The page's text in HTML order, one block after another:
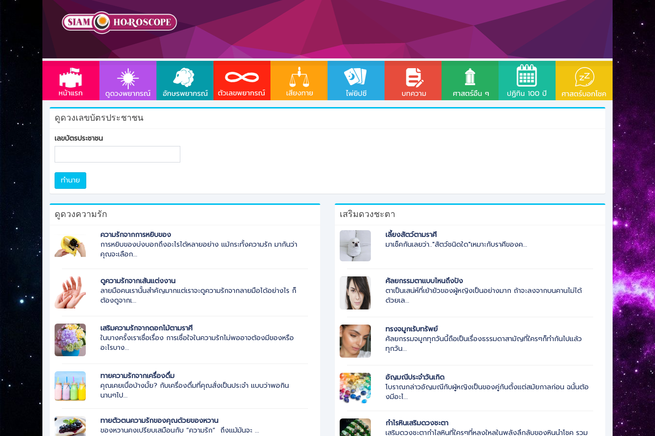
ดูดวงเลขบัตรประชาชน
เลขบัตรประชาชน
ทำนาย
ดูดวงความรัก
ความรักจากการหยิบของ
การหยิบของบ่งบอกถึงอะไรได้หลายอย่าง แม้กระทั้งความรัก มากันว่า
คุณจะเลือก...
ดูความรักจากเส้นแต่งงาน
ลายมือคนเรานั้นสำคัญมากแต่เราจะดูความรักจากลายมือได้อย่างไร ก็
ต้องดูจากเ...
เสริมความรักจากดอกไม้ตามราศี
ในบางครั้งเราเชื่อเรื่อง การเชื่อใจในความรักไม่พออาจต้องมีของหรือ
อะไรบาง...
ทายความรักจากเครื่องดื่ม
คุณเคยเบื่อบ้างมั้ย? กับเครื่องดื่มที่คุณสั่งเป็นประจำ แบบว่าพอกิน
นานๆไป...
ทายตัวตนความรักของคุณด้วยของหวาน
ของหวานคงเปรียบเสมือนกับ “ความรัก” ถึงแม้มันจะ ...
เสริมดวงชะตา
เลี้ยงสัตว์ตามราศี
มาเช็คกันเลยว่า.."สัตว์ชนิดใด"เหมาะกับราศีของค...
ศัลยกรรมตาแบบไหนถึงปัง
ตาเป็นเสน่ห์ที่เย้ายัวของผู้หญิงเป็นอย่างมาก ถ้าจะลงจากบนคานไม่ได้
ด้วยเล...
ทรงจมูกเรับทรัพย์
ศัลยกรรมจมูกทุกวันนี้ถือเป็นเรื่องธรรมดาสามัญที่ใครๆก็ทำกันไปแล้ว
ทุกวัน...
อัญมณีประจำวันเกิด
โบราณกล่าวอัญมณีกับผู้หญิงเป็นของคู่กันตั้งแต่สมัยกาลก่อน ฉนั้นต้อ
งมีอะไ...
กำไรหินเสริมดวงชะตา
เสริมดวงชะตากำไลหินที่ใครๆที่หลงใหลในพลังลึกลับของหินนำโชค รวม